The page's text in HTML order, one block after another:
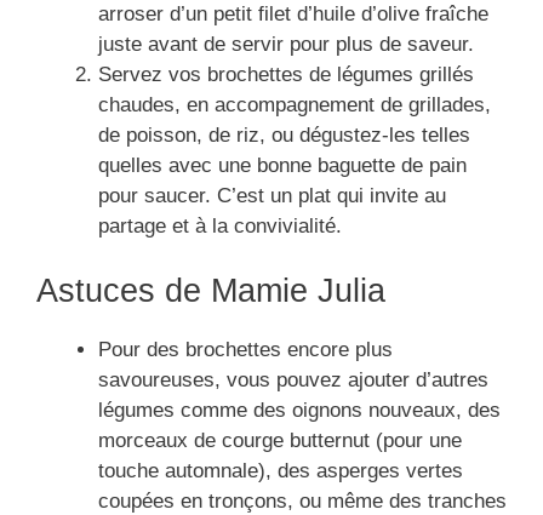
arroser d’un petit filet d’huile d’olive fraîche
juste avant de servir pour plus de saveur.
Servez vos brochettes de légumes grillés
chaudes, en accompagnement de grillades,
de poisson, de riz, ou dégustez-les telles
quelles avec une bonne baguette de pain
pour saucer. C’est un plat qui invite au
partage et à la convivialité.
Astuces de Mamie Julia
Pour des brochettes encore plus
savoureuses, vous pouvez ajouter d’autres
légumes comme des oignons nouveaux, des
morceaux de courge butternut (pour une
touche automnale), des asperges vertes
coupées en tronçons, ou même des tranches